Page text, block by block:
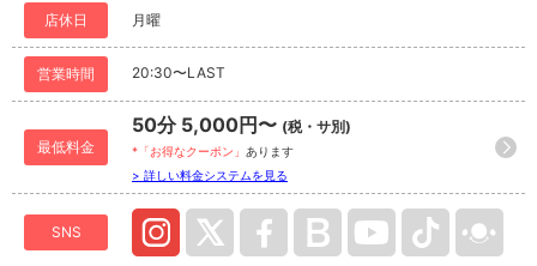
店休日 月曜
営業時間 20:30〜LAST
最低料金
50分 5,000円〜 (税・サ別)
*「お得なクーポン」 あります
> 詳しい料金システムを見る
SNS